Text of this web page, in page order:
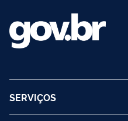
SERVIÇOS